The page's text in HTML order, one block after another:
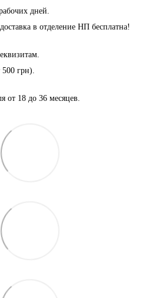
дней.
в отделение НП бесплатна!
грн).
от 18 до 36 месяцев.